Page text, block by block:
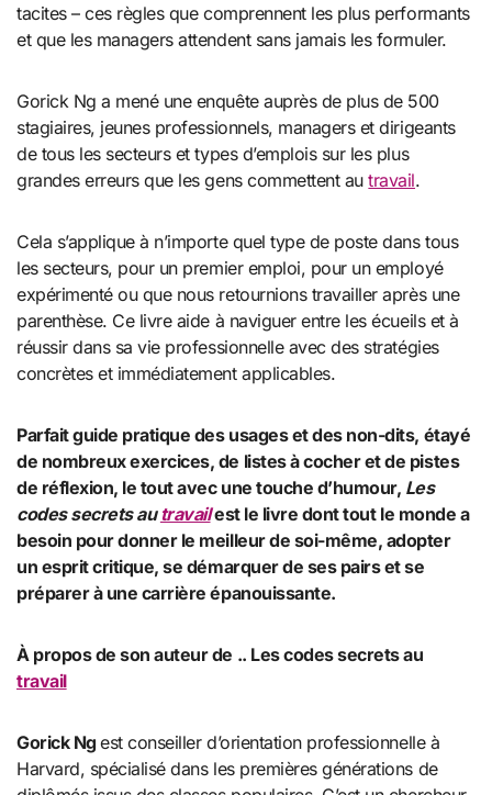
tacites – ces règles que comprennent les plus performants
et que les managers attendent sans jamais les formuler.
Gorick Ng a mené une enquête auprès de plus de 500
stagiaires, jeunes professionnels, managers et dirigeants
de tous les secteurs et types d’emplois sur les plus
grandes erreurs que les gens commettent autravail.
Cela s’applique à n’importe quel type de poste dans tous
les secteurs, pour un premier emploi, pour un employé
expérimenté ou que nous retournions travailler après une
parenthèse. Ce livre aide à naviguer entre les écueils et à
réussir dans sa vie professionnelle avec des stratégies
concrètes et immédiatement applicables.
Parfait guide pratique des usages et des non-dits, étayé
de nombreux exercices, de listes à cocher et de pistes
de réflexion, le tout avec une touche d’humour, Les
codes secrets autravailest le livre dont tout le monde a
besoin pour donner le meilleur de soi-même, adopter
un esprit critique, se démarquer de ses pairs et se
préparer à une carrière épanouissante.
À propos de son auteur de .. Les codes secrets au
travail
Gorick Ngest conseiller d’orientation professionnelle à
Harvard, spécialisé dans les premières générations de